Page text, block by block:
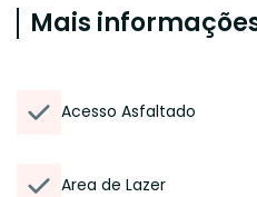
Mais
Acesso Asfaltado
Area de Lazer